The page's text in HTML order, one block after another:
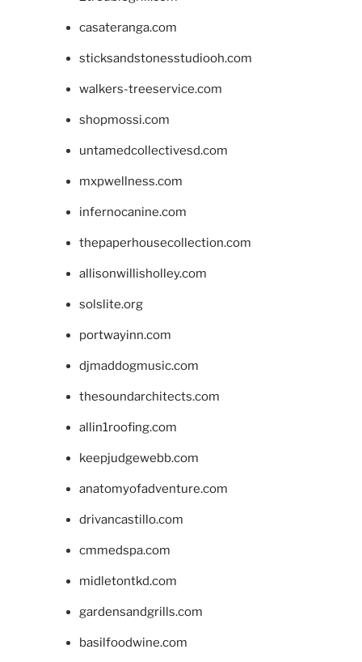
casateranga.com
sticksandstonesstudiooh.com
walkers-treeservice.com
shopmossi.com
untamedcollectivesd.com
mxpwellness.com
infernocanine.com
thepaperhousecollection.com
allisonwillisholley.com
solslite.org
portwayinn.com
djmaddogmusic.com
thesoundarchitects.com
allin1roofing.com
keepjudgewebb.com
anatomyofadventure.com
drivancastillo.com
cmmedspa.com
midletontkd.com
gardensandgrills.com
basilfoodwine.com